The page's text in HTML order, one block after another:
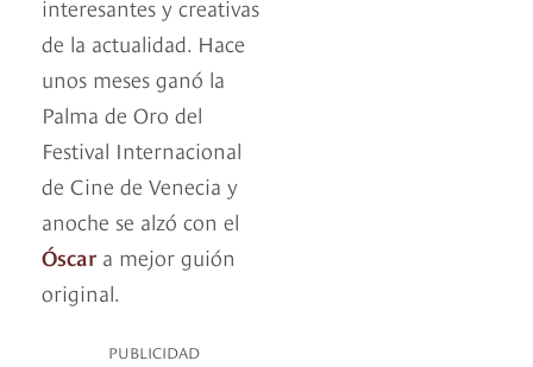
interesantes y creativas
de la actualidad. Hace
unos meses ganó la
Palma de Oro del
Festival Internacional
de Cine de Venecia y
anoche se alzó con el
Óscar a mejor guión
original.
PUBLICIDAD